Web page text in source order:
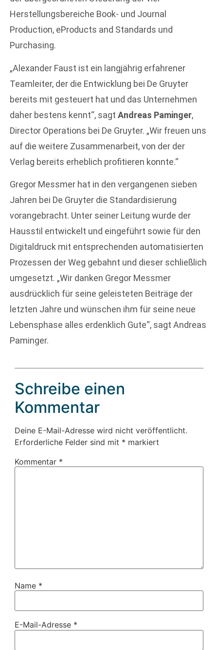
Herstellungsbereiche Book- und Journal
Production, eProducts and Standards und
Purchasing.
„Alexander Faust ist ein langjährig erfahrener
Teamleiter, der die Entwicklung bei De Gruyter
bereits mit gesteuert hat und das Unternehmen
daher bestens kennt“, sagt Andreas Paminger,
Director Operations bei De Gruyter. „Wir freuen uns
auf die weitere Zusammenarbeit, von der der
Verlag bereits erheblich profitieren konnte.“
Gregor Messmer hat in den vergangenen sieben
Jahren bei De Gruyter die Standardisierung
vorangebracht. Unter seiner Leitung wurde der
Hausstil entwickelt und eingeführt sowie für den
Digitaldruck mit entsprechenden automatisierten
Prozessen der Weg gebahnt und dieser schließlich
umgesetzt. „Wir danken Gregor Messmer
ausdrücklich für seine geleisteten Beiträge der
letzten Jahre und wünschen ihm für seine neue
Lebensphase alles erdenklich Gute“, sagt Andreas
Paminger.
Schreibe einen
Kommentar
Deine E-Mail-Adresse wird nicht veröffentlicht.
Erforderliche Felder sind mit * markiert
Kommentar *
Name *
E-Mail-Adresse *